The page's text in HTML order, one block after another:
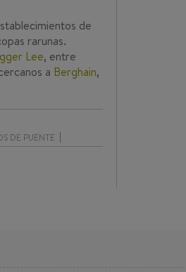
de
rarunas.
Lee, entre
a Berghain,
DE PUENTE